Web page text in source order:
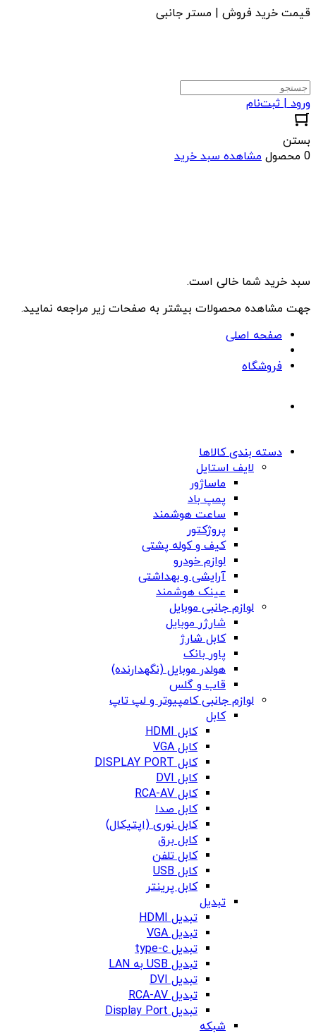
قیمت خرید فروش | مستر جانبی
ورود | ثبت‌نام
بستن
0 محصول
مشاهده سبد خرید
سبد خرید شما خالی است.
جهت مشاهده محصولات بیشتر به صفحات زیر مراجعه نمایید.
صفحه اصلی
فروشگاه
دسته بندی کالاها
لایف استایل
ماساژور
پمپ باد
ساعت هوشمند
پروژکتور
کیف و کوله پشتی
لوازم خودرو
آرایشی و بهداشتی
عینک هوشمند
لوازم جانبی موبایل
شارژر موبایل
کابل شارژ
پاور بانک
هولدر موبایل (نگهدارنده)
قاب و گلس
لوازم جانبی کامپیوتر و لپ تاپ
کابل
کابل HDMI
کابل VGA
کابل DISPLAY PORT
کابل DVI
کابل RCA-AV
کابل صدا
کابل نوری (اپتیکال)
کابل برق
کابل تلفن
کابل USB
کابل پرینتر
تبدیل
تبدیل HDMI
تبدیل VGA
تبدیل type-c
تبدیل USB به LAN
تبدیل DVI
تبدیل RCA-AV
تبدیل Display Port
شبکه